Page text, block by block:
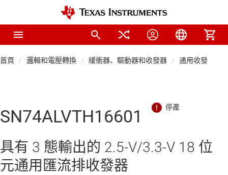
首頁 邏輯和電壓轉換 緩衝器、驅動器和收發器 通用收發器
SN74ALVTH16601
具有 3 態輸出的 2.5-V/3.3-V 18 位
元通用匯流排收發器